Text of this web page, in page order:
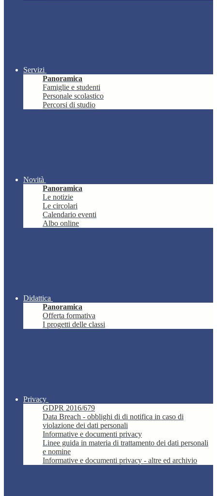
Servizi
Panoramica
Famiglie e studenti
Personale scolastico
Percorsi di studio
Novità
Panoramica
Le notizie
Le circolari
Calendario eventi
Albo online
Didattica
Panoramica
Offerta formativa
I progetti delle classi
Privacy
GDPR 2016/679
Data Breach - obblighi di di notifica in caso di
violazione dei dati personali
Informative e documenti privacy
Linee guida in materia di trattamento dei dati personali
e nomine
Informative e documenti privacy - altre ed archivio